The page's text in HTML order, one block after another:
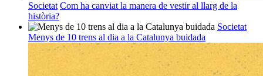
Societat Com ha canviat la manera de vestir al llarg de la
història?
Societat
Menys de 10 trens al dia a la Catalunya buidada